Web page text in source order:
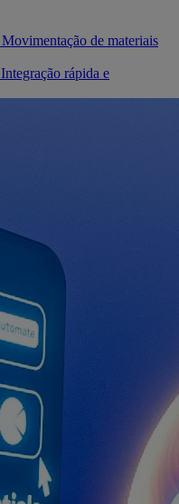
Movimentação de materiais
Integração rápida e